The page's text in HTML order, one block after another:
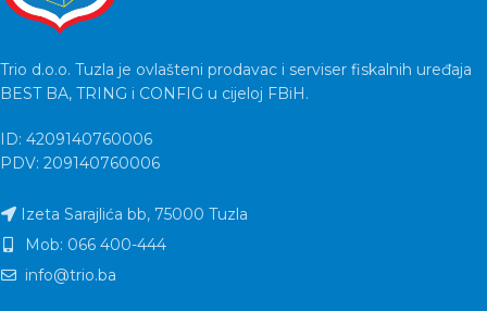
Trio d.o.o. Tuzla je ovlašteni prodavac i serviser fiskalnih uređaja
BEST BA, TRING i CONFIG u cijeloj FBiH.
ID: 4209140760006
PDV: 209140760006
Izeta Sarajlića bb, 75000 Tuzla
Mob: 066 400-444
info@trio.ba